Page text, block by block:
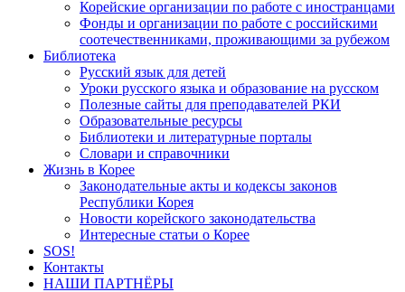
Корейские организации по работе с иностранцами
Фонды и организации по работе с российскими
соотечественниками, проживающими за рубежом
Библиотека
Русский язык для детей
Уроки русского языка и образование на русском
Полезные сайты для преподавателей РКИ
Образовательные ресурсы
Библиотеки и литературные порталы
Словари и справочники
Жизнь в Корее
Законодательные акты и кодексы законов
Республики Корея
Новости корейского законодательства
Интересные статьи о Корее
SOS!
Контакты
НАШИ ПАРТНЁРЫ